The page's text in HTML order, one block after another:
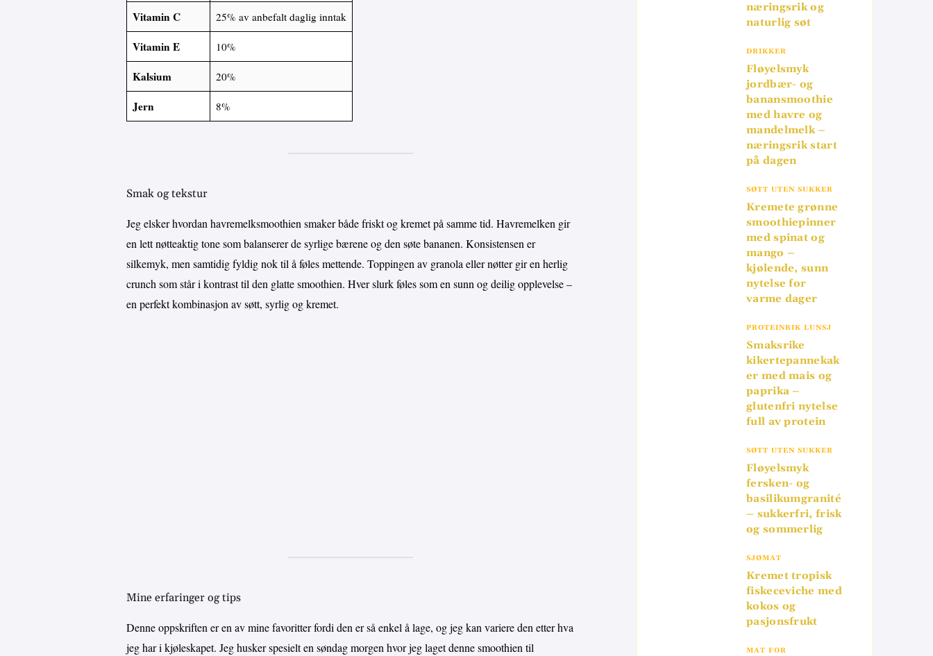
Vitamin C 25% av anbefalt daglig inntak
Vitamin E 10%
Kalsium 20%
Jern 8%
Smak og tekstur
Jeg elsker hvordan havremelksmoothien smaker både friskt og kremet på samme tid. Havremelken gir
en lett nøtteaktig tone som balanserer de syrlige bærene og den søte bananen. Konsistensen er
silkemyk, men samtidig fyldig nok til å føles mettende. Toppingen av granola eller nøtter gir en herlig
crunch som står i kontrast til den glatte smoothien. Hver slurk føles som en sunn og deilig opplevelse –
en perfekt kombinasjon av søtt, syrlig og kremet.
Mine erfaringer og tips
Denne oppskriften er en av mine favoritter fordi den er så enkel å lage, og jeg kan variere den etter hva
jeg har i kjøleskapet. Jeg husker spesielt en søndag morgen hvor jeg laget denne smoothien til
næringsrik og
naturlig søt
DRIKKER
Fløyelsmyk
jordbær- og
banansmoothie
med havre og
mandelmelk –
næringsrik start
på dagen
SØTT UTEN SUKKER
Kremete grønne
smoothiepinner
med spinat og
mango –
kjølende, sunn
nytelse for
varme dager
PROTEINRIK LUNSJ
Smaksrike
kikertepannekak
er med mais og
paprika –
glutenfri nytelse
full av protein
SØTT UTEN SUKKER
Fløyelsmyk
fersken- og
basilikumgranité
– sukkerfri, frisk
og sommerlig
SJØMAT
Kremet tropisk
fiskeceviche med
kokos og
pasjonsfrukt
MAT FOR